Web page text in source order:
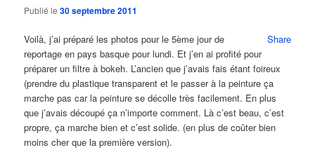
Publié le30 septembre 2011
Share
Voilà, j’ai préparé les photos pour le 5ème jour de
reportage en pays basque pour lundi. Et j’en ai profité pour
préparer un filtre à bokeh. L’ancien que j’avais fais étant foireux
(prendre du plastique transparent et le passer à la peinture ça
marche pas car la peinture se décolle très facilement. En plus
que j’avais découpé ça n’importe comment. Là c’est beau, c’est
propre, ça marche bien et c’est solide. (en plus de coûter bien
moins cher que la première version).